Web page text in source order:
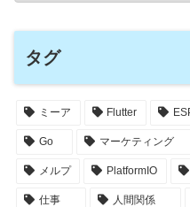
タグ
ミーア Flutter
Go マーケティング
メルプ PlatformIO
仕事 人間関係